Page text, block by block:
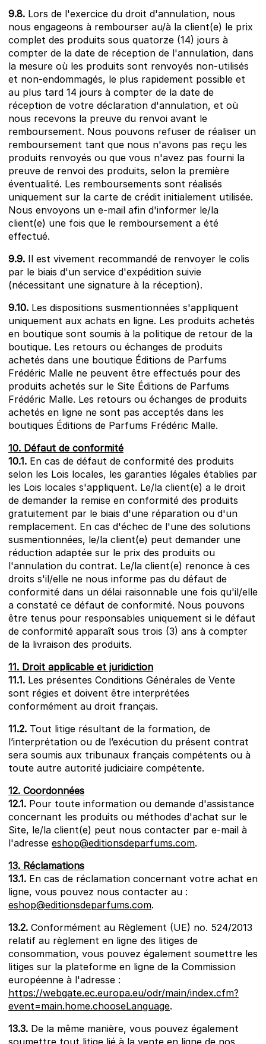
9.8. Lors de l'exercice du droit d'annulation, nous
nous engageons à rembourser au/à la client(e) le prix
complet des produits sous quatorze (14) jours à
compter de la date de réception de l'annulation, dans
la mesure où les produits sont renvoyés non-utilisés
et non-endommagés, le plus rapidement possible et
au plus tard 14 jours à compter de la date de
réception de votre déclaration d'annulation, et où
nous recevons la preuve du renvoi avant le
remboursement. Nous pouvons refuser de réaliser un
remboursement tant que nous n'avons pas reçu les
produits renvoyés ou que vous n'avez pas fourni la
preuve de renvoi des produits, selon la première
éventualité. Les remboursements sont réalisés
uniquement sur la carte de crédit initialement utilisée.
Nous envoyons un e-mail afin d'informer le/la
client(e) une fois que le remboursement a été
effectué.
9.9. Il est vivement recommandé de renvoyer le colis
par le biais d'un service d'expédition suivie
(nécessitant une signature à la réception).
9.10. Les dispositions susmentionnées s'appliquent
uniquement aux achats en ligne. Les produits achetés
en boutique sont soumis à la politique de retour de la
boutique. Les retours ou échanges de produits
achetés dans une boutique Éditions de Parfums
Frédéric Malle ne peuvent être effectués pour des
produits achetés sur le Site Éditions de Parfums
Frédéric Malle. Les retours ou échanges de produits
achetés en ligne ne sont pas acceptés dans les
boutiques Éditions de Parfums Frédéric Malle.
10. Défaut de conformité
10.1. En cas de défaut de conformité des produits
selon les Lois locales, les garanties légales établies par
les Lois locales s'appliquent. Le/la client(e) a le droit
de demander la remise en conformité des produits
gratuitement par le biais d'une réparation ou d'un
remplacement. En cas d'échec de l'une des solutions
susmentionnées, le/la client(e) peut demander une
réduction adaptée sur le prix des produits ou
l'annulation du contrat. Le/la client(e) renonce à ces
droits s'il/elle ne nous informe pas du défaut de
conformité dans un délai raisonnable une fois qu'il/elle
a constaté ce défaut de conformité. Nous pouvons
être tenus pour responsables uniquement si le défaut
de conformité apparaît sous trois (3) ans à compter
de la livraison des produits.
11. Droit applicable et juridiction
11.1. Les présentes Conditions Générales de Vente
sont régies et doivent être interprétées
conformément au droit français.
11.2. Tout litige résultant de la formation, de
l’interprétation ou de l’exécution du présent contrat
sera soumis aux tribunaux français compétents ou à
toute autre autorité judiciaire compétente.
12. Coordonnées
12.1. Pour toute information ou demande d'assistance
concernant les produits ou méthodes d'achat sur le
Site, le/la client(e) peut nous contacter par e-mail à
l'adresse eshop@editionsdeparfums.com.
13. Réclamations
13.1. En cas de réclamation concernant votre achat en
ligne, vous pouvez nous contacter au :
eshop@editionsdeparfums.com.
13.2. Conformément au Règlement (UE) no. 524/2013
relatif au règlement en ligne des litiges de
consommation, vous pouvez également soumettre les
litiges sur la plateforme en ligne de la Commission
européenne à l'adresse :
https://webgate.ec.europa.eu/odr/main/index.cfm?
event=main.home.chooseLanguage.
13.3. De la même manière, vous pouvez également
soumettre tout litige lié à la vente en ligne de nos